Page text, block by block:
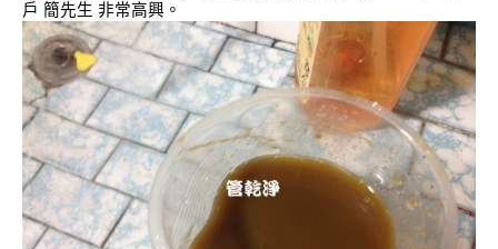
戶 簡先生 非常高興。